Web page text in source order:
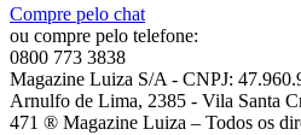
Compre pelo chat
ou compre pelo telefone:
0800 773 3838
Magazine Luiza S/A - CNPJ:
Arnulfo de Lima, 2385 - Vila Santa
471 ® Magazine Luiza – Todos os